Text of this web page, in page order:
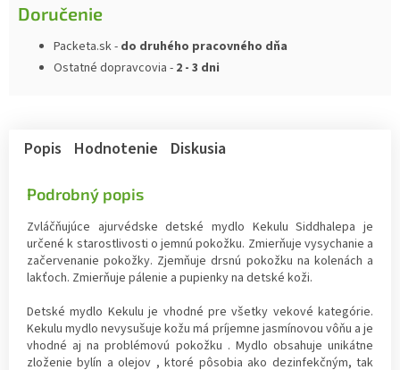
Doručenie
Packeta.sk - do druhého pracovného dňa
Ostatné dopravcovia - 2 - 3 dni
Popis Hodnotenie Diskusia
Podrobný popis
Zvláčňujúce ajurvédske detské mydlo Kekulu Siddhalepa je
určené k starostlivosti o jemnú pokožku. Zmierňuje vysychanie a
začervenanie pokožky. Zjemňuje drsnú pokožku na kolenách a
lakťoch. Zmierňuje pálenie a pupienky na detské koži.
Detské mydlo Kekulu je vhodné pre všetky vekové kategórie.
Kekulu mydlo nevysušuje kožu má príjemne jasmínovou vôňu a je
vhodné aj na problémovú pokožku . Mydlo obsahuje unikátne
zloženie bylín a olejov , ktoré pôsobia ako dezinfekčným, tak